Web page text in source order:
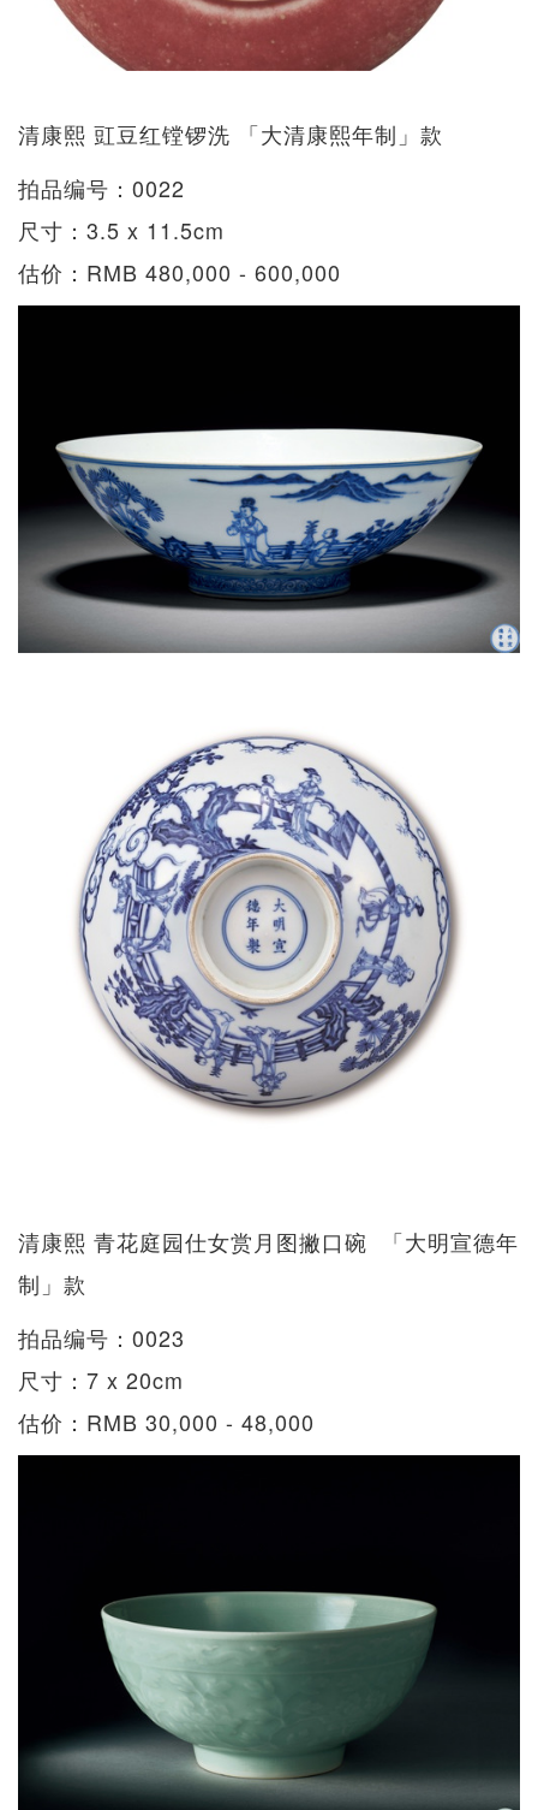
清康熙 豇豆红镗锣洗 「大清康熙年制」款
拍品编号：0022
尺寸：3.5 x 11.5cm
估价：RMB 480,000 - 600,000
清康熙 青花庭园仕女赏月图撇口碗 「大明宣德年
制」款
拍品编号：0023
尺寸：7 x 20cm
估价：RMB 30,000 - 48,000